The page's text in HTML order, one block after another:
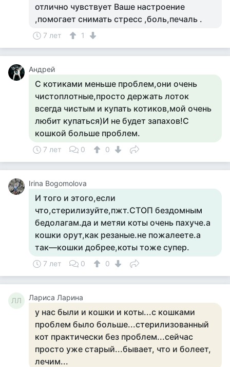
отлично чувствует Ваше настроение
,помогает снимать стресс ,боль,печаль .
7 лет 1
Андрей
С котиками меньше проблем,они очень
чистоплотные,просто держать лоток
всегда чистым и купать котиков,мой очень
любит купаться)И не будет запахов!С
кошкой больше проблем.
7 лет 0 0
Irina Bogomolova
И того и этого,если
что,стерилизуйте,пжт.СТОП бездомным
бедолагам.да и метяи коты очень пахуче.а
кошки орут,как резаные.не пожалеете.а
так—кошки добрее,коты тоже супер.
7 лет 0 0
ЛЛ Лариса Ларина
у нас были и кошки и коты...с кошками
проблем было больше...стерилизованный
кот практически без проблем...сейчас
просто уже старый...бывает, что и болеет,
лечим...